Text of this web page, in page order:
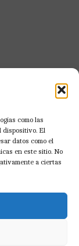
como las
dispositivo. El
datos como el
en este sitio. No
a ciertas